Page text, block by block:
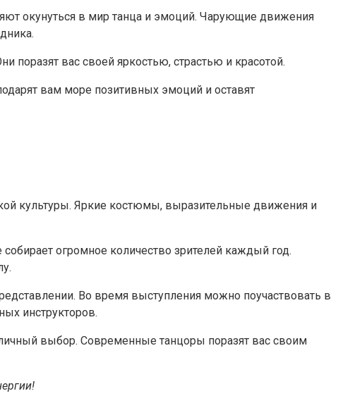
окунуться в мир танца и эмоций. Чарующие движения
поразят вас своей яркостью, страстью и красотой.
вам море позитивных эмоций и оставят
культуры. Яркие костюмы, выразительные движения и
огромное количество зрителей каждый год.
Во время выступления можно поучаствовать в
инструкторов.
выбор. Современные танцоры поразят вас своим